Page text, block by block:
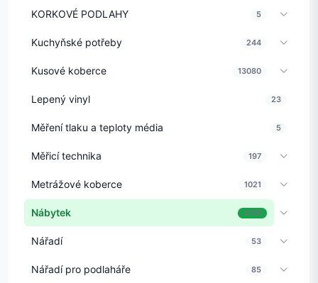
KORKOVÉ PODLAHY 5
Kuchyňské potřeby 244
Kusové koberce 13080
Lepený vinyl 23
Měření tlaku a teploty média 5
Měřicí technika 197
Metrážové koberce 1021
Nábytek 2176
Nářadí 53
Nářadí pro podlaháře 85